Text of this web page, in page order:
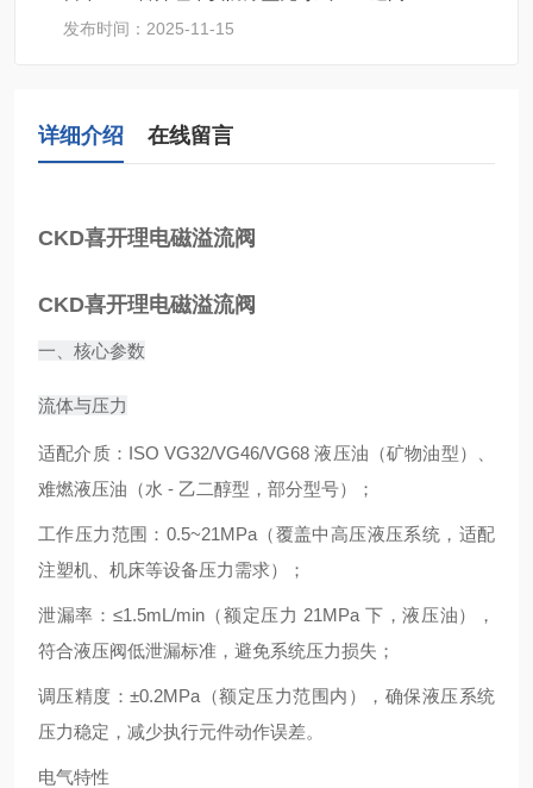
发布时间：2025-11-15
详细介绍 在线留言
CKD喜开理电磁溢流阀
CKD喜开理电磁溢流阀
一、核心参数
流体与压力
适配介质：ISO VG32/VG46/VG68 液压油（矿物油型）、
难燃液压油（水 - 乙二醇型，部分型号）；
工作压力范围：0.5~21MPa（覆盖中高压液压系统，适配
注塑机、机床等设备压力需求）；
泄漏率：≤1.5mL/min（额定压力 21MPa 下，液压油），
符合液压阀低泄漏标准，避免系统压力损失；
调压精度：±0.2MPa（额定压力范围内），确保液压系统
压力稳定，减少执行元件动作误差。
电气特性